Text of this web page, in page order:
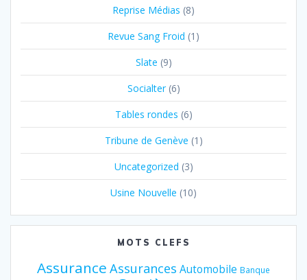
Reprise Médias (8)
Revue Sang Froid (1)
Slate (9)
Socialter(6)
Tables rondes (6)
Tribune de Genève (1)
Uncategorized (3)
Usine Nouvelle (10)
MOTS CLEFS
Assurance Assurances Automobile Banque